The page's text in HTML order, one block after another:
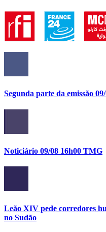
Segunda parte da emissão
Noticiário 09/08 16h00 TMG
Leão XIV pede corredores
no Sudão